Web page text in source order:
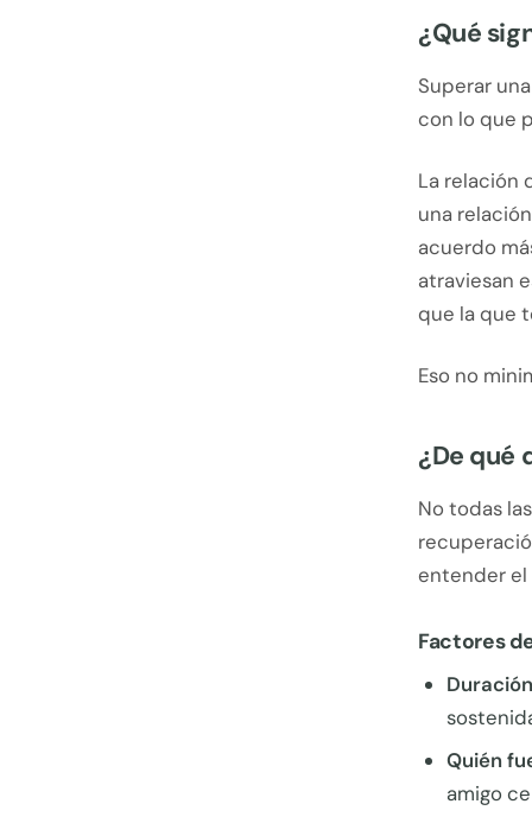
¿Qué
Superar
con lo que
La relación
una
acuerdo
atraviesan
que la que
Eso no
¿De qué
No todas
entender
Factores
Duración
Quién
amigo